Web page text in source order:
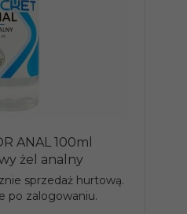
ANAL 100ml
żel analny
sprzedaż hurtową.
po zalogowaniu.